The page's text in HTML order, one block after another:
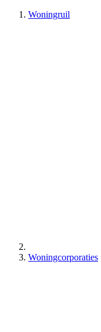
Woningruil
Woningcorporaties